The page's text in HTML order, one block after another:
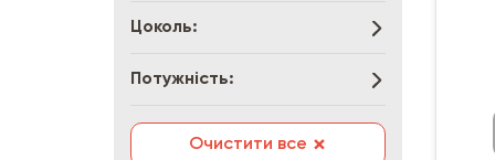
Цоколь:
Потужність:
Очистити все ×